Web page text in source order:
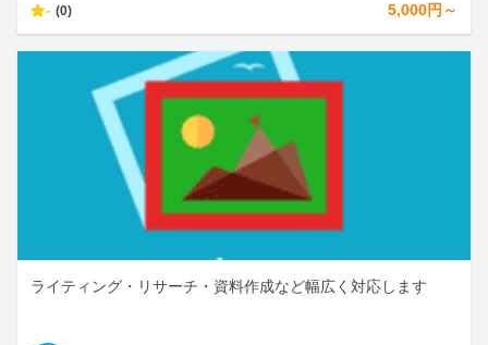
- (0) 5,000円～
ライティング・リサーチ・資料作成など幅広く対応します